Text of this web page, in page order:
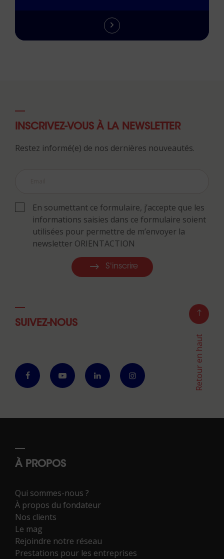
INSCRIVEZ-VOUS À LA NEWSLETTER
Restez informé(e) de nos dernières nouveautés.
En soumettant ce formulaire, j’accepte que les
informations saisies dans ce formulaire soient
utilisées pour permettre de m’envoyer la
newsletter ORIENTACTION
S'inscrire
SUIVEZ-NOUS
Retour en haut
À PROPOS
Qui sommes-nous ?
À propos du fondateur
Nos clients
Le mag
Rejoindre notre réseau
Prestations pour les entreprises